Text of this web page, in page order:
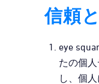
信頼
eye
たの個
し、個